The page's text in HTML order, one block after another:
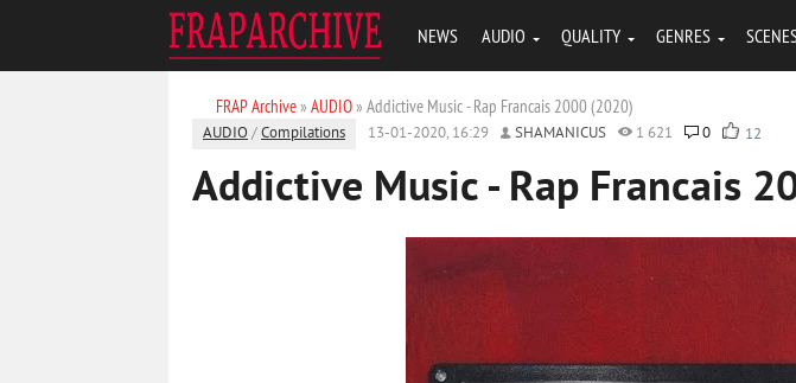
NEWS AUDIO QUALITY GENRES
FRAP Archive» AUDIO» Addictive Music - Rap Francais 2000 (2020)
AUDIO /Compilations 13-01-2020, 16:29 SHAMANICUS 1 621 0 12
Addictive Music - Rap Francais